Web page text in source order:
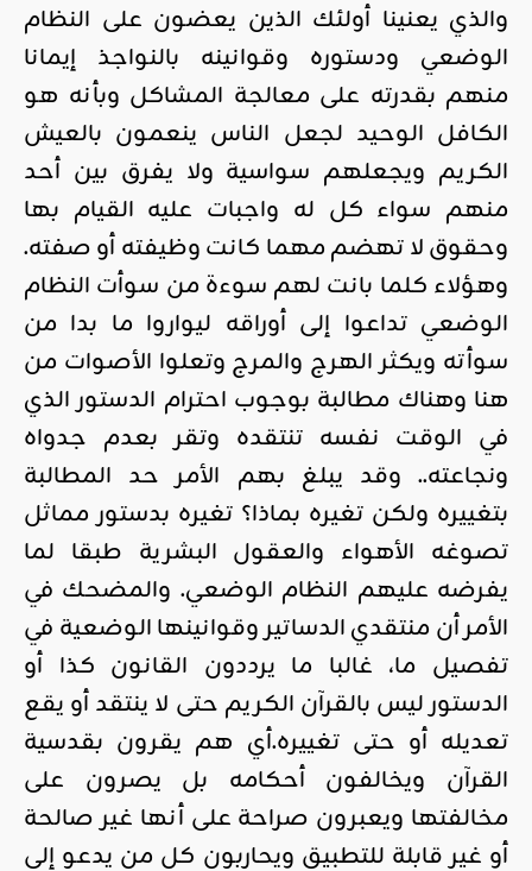
والذي يعنينا أولئك الذين يعضون على النظام
الوضعي ودستوره وقوانينه بالنواجذ إيمانا
منهم بقدرته على معالجة المشاكل وبأنه هو
الكافل الوحيد لجعل الناس ينعمون بالعيش
الكريم ويجعلهم سواسية ولا يفرق بين أحد
منهم سواء كل له واجبات عليه القيام بها
وحقوق لا تهضم مهما كانت وظيفته أو صفته.
وهؤلاء كلما بانت لهم سوءة من سوأت النظام
الوضعي تداعوا إلى أوراقه ليواروا ما بدا من
سوأته ويكثر الهرج والمرج وتعلوا الأصوات من
هنا وهناك مطالبة بوجوب احترام الدستور الذي
في الوقت نفسه تنتقده وتقر بعدم جدواه
ونجاعته.. وقد يبلغ بهم الأمر حد المطالبة
بتغييره ولكن تغيره بماذا؟ تغيره بدستور مماثل
تصوغه الأهواء والعقول البشرية طبقا لما
يفرضه عليهم النظام الوضعي. والمضحك في
الأمر أن منتقدي الدساتير وقوانينها الوضعية في
تفصيل ما، غالبا ما يرددون القانون كذا أو
الدستور ليس بالقرآن الكريم حتى لا ينتقد أو يقع
تعديله أو حتى تغييره.أي هم يقرون بقدسية
القرآن ويخالفون أحكامه بل يصرون على
مخالفتها ويعبرون صراحة على أنها غير صالحة
أو غير قابلة للتطبيق ويحاربون كل من يدعو إلى